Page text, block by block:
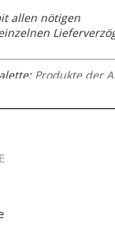
allen nötigen
Produkte der